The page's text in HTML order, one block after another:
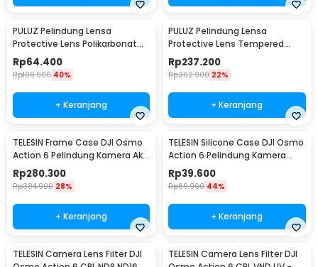
PULUZ Pelindung Lensa
Protective Lens Polikarbonat
for DJI OSMO 360 - PL2
Rp64.400
Rp106.900 40%
+ Keranjang
PULUZ Pelindung Lensa
Protective Lens Tempered
Glass for DJI OSMO 360 - PL3
Rp237.200
Rp302.900 22%
+ Keranjang
TELESIN Frame Case DJI Osmo
Action 6 Pelindung Kamera Aksi
Aluminium - S6-FMS-35-TDJ
Rp280.300
Rp384.900 28%
+ Keranjang
TELESIN Silicone Case DJI Osmo
Action 6 Pelindung Kamera
Silikon - S6-PTC-11
Rp39.600
Rp69.900 44%
+ Keranjang
TELESIN Camera Lens Filter DJI
TELESIN Camera Lens Filter DJI